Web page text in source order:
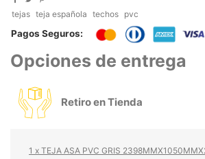
tejas teja española techos pvc
Pagos Seguros:
Opciones de entrega
Retiro en Tienda
1 x TEJA ASA PVC GRIS